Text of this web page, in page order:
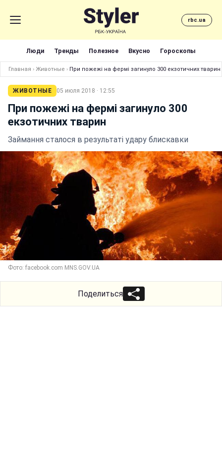
rbc.ua
Люди Тренды Полезное Вкусно Гороскопы
Главная › Животные › При пожежі на фермі загинуло 300 екзотичних тварин
ЖИВОТНЫЕ 05 июля 2018 · 12:55
При пожежі на фермі загинуло 300
екзотичних тварин
Займання сталося в результаті удару блискавки
Фото: facebook.com MNS.GOV.UA
Поделиться